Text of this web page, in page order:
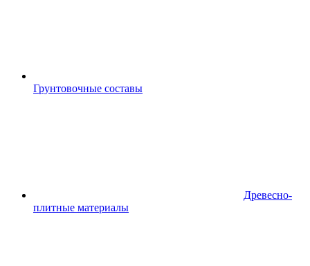
Грунтовочные составы
Древесно-
плитные материалы